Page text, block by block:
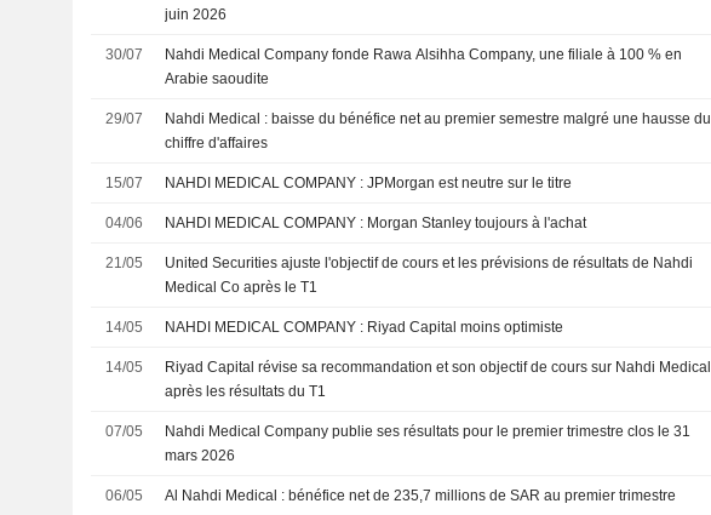
juin 2026
30/07
Nahdi Medical Company fonde Rawa Alsihha Company, une filiale à 100 % en
Arabie saoudite
29/07
Nahdi Medical : baisse du bénéfice net au premier semestre malgré une hausse du
chiffre d'affaires
15/07 NAHDI MEDICAL COMPANY : JPMorgan est neutre sur le titre
04/06 NAHDI MEDICAL COMPANY : Morgan Stanley toujours à l'achat
21/05
United Securities ajuste l'objectif de cours et les prévisions de résultats de Nahdi
Medical Co après le T1
14/05 NAHDI MEDICAL COMPANY : Riyad Capital moins optimiste
14/05
Riyad Capital révise sa recommandation et son objectif de cours sur Nahdi Medical
après les résultats du T1
07/05
Nahdi Medical Company publie ses résultats pour le premier trimestre clos le 31
mars 2026
06/05 Al Nahdi Medical : bénéfice net de 235,7 millions de SAR au premier trimestre